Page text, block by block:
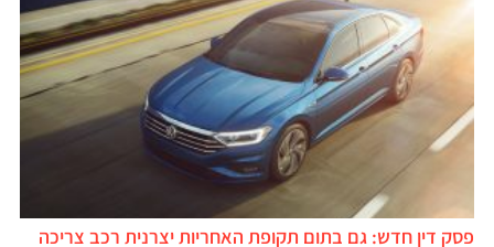
פסק דין חדש: גם בתום תקופת האחריות יצרנית רכב צריכה